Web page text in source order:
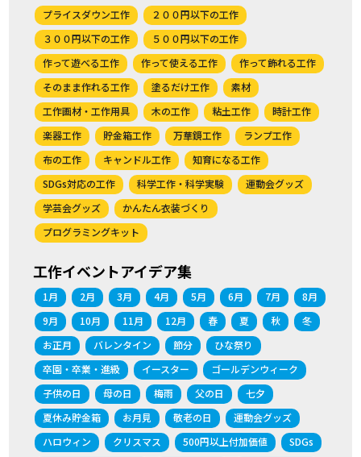
プライスダウン工作
２００円以下の工作
３００円以下の工作
５００円以下の工作
作って遊べる工作
作って使える工作
作って飾れる工作
そのまま作れる工作
塗るだけ工作
素材
工作画材・工作用具
木の工作 粘土工作
時計工作
楽器工作
貯金箱工作 万華鏡工作
ランプ工作
布の工作
キャンドル工作
知育になる工作
SDGs対応の工作
科学工作・科学実験
運動会グッズ
学芸会グッズ
かんたん衣装づくり
プログラミングキット
工作イベントアイデア集
1月 2月 3月 4月 5月 6月 7月
8月
9月
10月 11月 12月 春 夏 秋
冬
お正月
バレンタイン 節分
ひな祭り
卒園・卒業・進級
イースター
ゴールデンウィーク
子供の日
母の日 梅雨 父の日
七夕
夏休み貯金箱
お月見 敬老の日
運動会グッズ
ハロウィン
クリスマス 500円以上付加価値
SDGs